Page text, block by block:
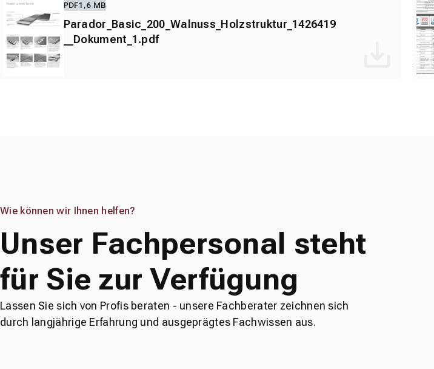
PDF1,6 MB
Parador_Basic_200_Walnuss_Holzstruktur_1426419
__Dokument_1.pdf
Wie können wir Ihnen helfen?
Unser Fachpersonal steht
für Sie zur Verfügung
Lassen Sie sich von Profis beraten - unsere Fachberater zeichnen sich
durch langjährige Erfahrung und ausgeprägtes Fachwissen aus.